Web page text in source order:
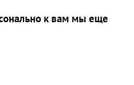
к вам мы еще